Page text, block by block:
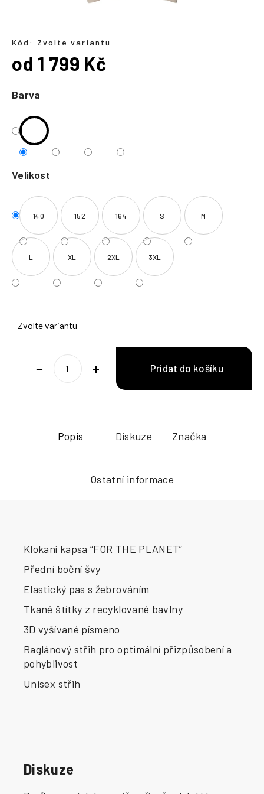
Barva
Velikost
140 152 164 S M
L XL 2XL 3XL
Zvolte variantu
+
−
Kód: Zvolte variantu
od 1 799 Kč
cena:
Popis Diskuze Značka
Ostatní informace
Klokaní kapsa “FOR THE PLANET”
Přední boční švy
Elastický pas s žebrováním
Tkané štítky z recyklované bavlny
3D vyšívané písmeno
Raglánový střih pro optimální přizpůsobení a
pohyblivost
Unisex střih
Diskuze
í
t
?